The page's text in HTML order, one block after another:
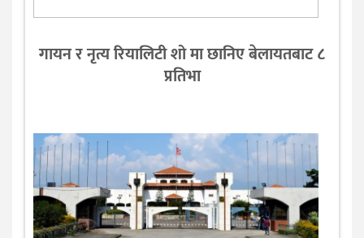
गायन र नृत्य रियालिटी शो मा छानिए बेलायतबाट ८
प्रतिभा